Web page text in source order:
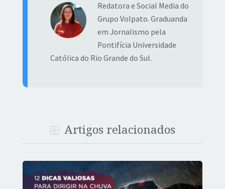
Redatora e Social Media do
Grupo Volpato. Graduanda
em Jornalismo pela
Pontifícia Universidade
Católica do Rio Grande do Sul.
Artigos relacionados